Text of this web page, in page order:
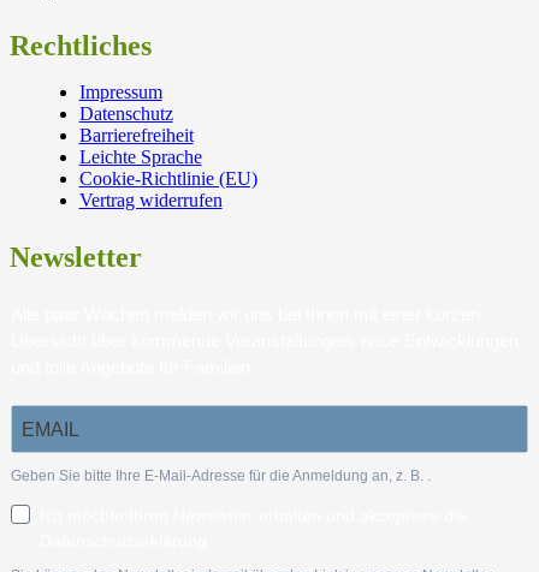
Rechtliches
Impressum
Datenschutz
Barrierefreiheit
Leichte Sprache
Cookie-Richtlinie (EU)
Vertrag widerrufen
Newsletter
Geben Sie bitte Ihre E-Mail-Adresse für die Anmeldung an, z. B. .